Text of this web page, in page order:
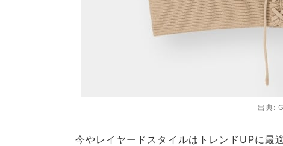
出典:
今やレイヤードスタイルはトレンドUPに最